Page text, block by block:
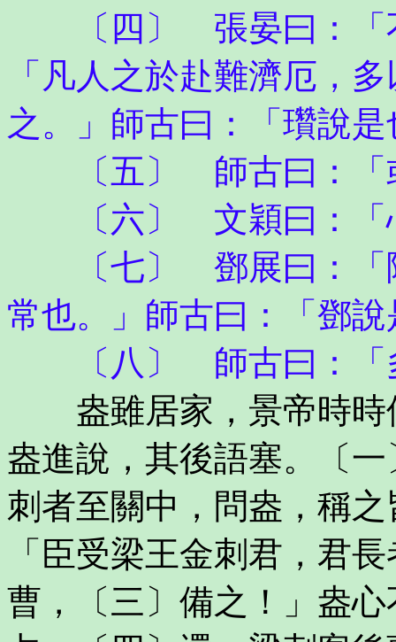
〔四〕 張晏曰：「不
「凡人之於赴難濟厄，
之。」師古曰：「瓚說
〔五〕 師古曰：「或
〔六〕 文穎曰：「
〔七〕 鄧展曰：「陽
常也。」師古曰：「鄧
〔八〕 師古曰：「
盎雖居家，景帝時時
盎進說，其後語塞。〔
刺者至關中，問盎，稱
「臣受梁王金刺君，君
曹，〔三〕備之！」盎